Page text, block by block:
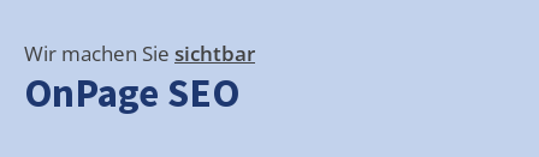
Wir machen Sie sichtbar
OnPage SEO